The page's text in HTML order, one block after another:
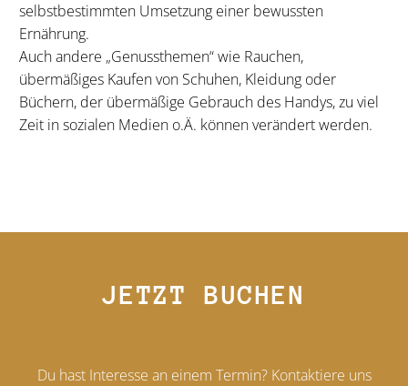
selbstbestimmten Umsetzung einer bewussten
Ernährung.
Auch andere „Genussthemen“ wie Rauchen,
übermäßiges Kaufen von Schuhen, Kleidung oder
Büchern, der übermäßige Gebrauch des Handys, zu viel
Zeit in sozialen Medien o.Ä. können verändert werden.
JETZT BUCHEN
Du hast Interesse an einem Termin? Kontaktiere uns